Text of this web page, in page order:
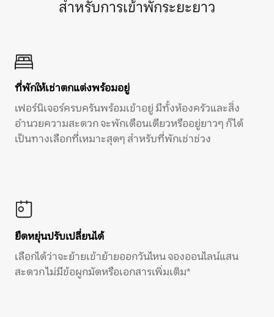
สำหรับการเข้าพักระยะยาว
ที่พักให้เช่าตกแต่งพร้อมอยู่
เฟอร์นิเจอร์ครบครันพร้อมเข้าอยู่ มีทั้งห้องครัวและสิ่ง
อำนวยความสะดวก จะพักเดือนเดียวหรืออยู่ยาวๆ ก็ได้
เป็นทางเลือกที่เหมาะสุดๆ สำหรับที่พักเช่าช่วง
ยืดหยุ่นปรับเปลี่ยนได้
เลือกได้ว่าจะย้ายเข้าย้ายออกวันไหน จองออนไลน์แสน
สะดวก ไม่มีข้อผูกมัดหรือเอกสารเพิ่มเติม*